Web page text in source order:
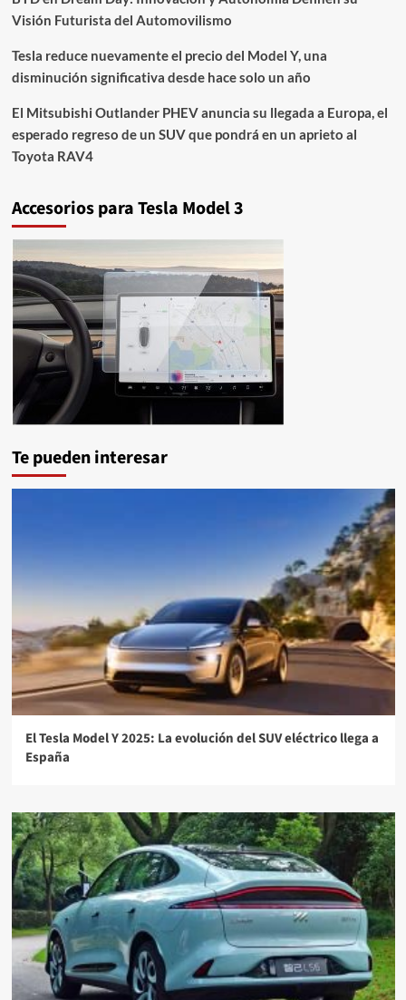
Visión Futurista del Automovilismo
Tesla reduce nuevamente el precio del Model Y, una
disminución significativa desde hace solo un año
El Mitsubishi Outlander PHEV anuncia su llegada a Europa, el
esperado regreso de un SUV que pondrá en un aprieto al
Toyota RAV4
Accesorios para Tesla Model 3
Te pueden interesar
El Tesla Model Y 2025: La evolución del SUV eléctrico llega a
España